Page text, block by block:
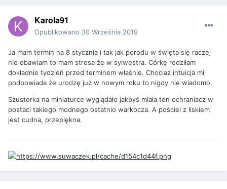
Karola91
Opublikowano 30 Września 2019
Ja mam termin na 8 stycznia i tak jak porodu w święta się raczej
nie obawiam to mam stresa że w sylwestra. Córkę rodziłam
dokładnie tydzień przed terminem właśnie. Chociaż intuicja mi
podpowiada że urodzę już w nowym roku to nigdy nie wiadomo.
Szusterka na miniaturce wyglądało jakbyś miała ten ochraniacz w
postaci takiego modnego ostatnio warkocza. A pościel z liskiem
jest cudna, przepiękna.